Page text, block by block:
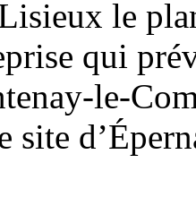
le
qui
le-
site